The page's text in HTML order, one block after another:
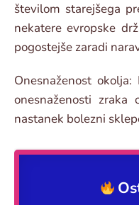
številom starejšega
nekatere evropske
pogostejše zaradi
Onesnaženost
onesnaženosti zraka
nastanek bolezni